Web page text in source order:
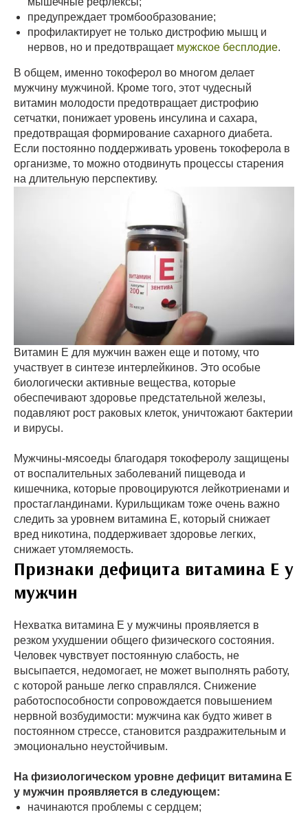
предупреждает тромбообразование;
профилактирует не только дистрофию мышц и
нервов, но и предотвращает мужское бесплодие.
В общем, именно токоферол во многом делает
мужчину мужчиной. Кроме того, этот чудесный
витамин молодости предотвращает дистрофию
сетчатки, понижает уровень инсулина и сахара,
предотвращая формирование сахарного диабета.
Если постоянно поддерживать уровень токоферола в
организме, то можно отодвинуть процессы старения
на длительную перспективу.
Витамин Е для мужчин важен еще и потому, что
участвует в синтезе интерлейкинов. Это особые
биологически активные вещества, которые
обеспечивают здоровье предстательной железы,
подавляют рост раковых клеток, уничтожают бактерии
и вирусы.
Мужчины-мясоеды благодаря токоферолу защищены
от воспалительных заболеваний пищевода и
кишечника, которые провоцируются лейкотриенами и
простагландинами. Курильщикам тоже очень важно
следить за уровнем витамина Е, который снижает
вред никотина, поддерживает здоровье легких,
снижает утомляемость.
Признаки дефицита витамина Е у
мужчин
Нехватка витамина Е у мужчины проявляется в
резком ухудшении общего физического состояния.
Человек чувствует постоянную слабость, не
высыпается, недомогает, не может выполнять работу,
с которой раньше легко справлялся. Снижение
работоспособности сопровождается повышением
нервной возбудимости: мужчина как будто живет в
постоянном стрессе, становится раздражительным и
эмоционально неустойчивым.
На физиологическом уровне дефицит витамина Е
у мужчин проявляется в следующем:
начинаются проблемы с сердцем;